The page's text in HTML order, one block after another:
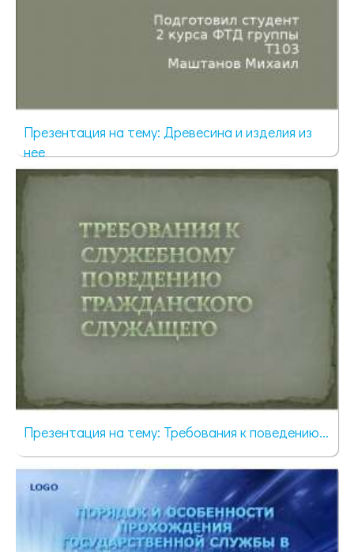
Презентация на тему: Древесина и изделия из
нее
1539 просмотров
Презентация на тему: Требования к поведению...